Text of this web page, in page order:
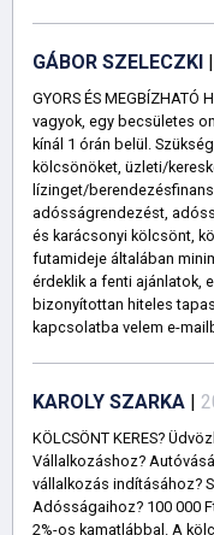
GÁBOR SZELECZKI |
GYORS ÉS MEGBÍZHATÓ
vagyok, egy becsületes
kínál 1 órán belül.
kölcsönöket, üzleti/
lízinget/
adósságrendezést,
és karácsonyi kölcsönt,
futamideje általában
érdeklik a fenti ajánlatok,
bizonyítottan hiteles
kapcsolatba velem e-
KAROLY SZARKA |
KÖLCSÖNT KERES?
Vállalkozáshoz?
vállalkozás indításához?
Adósságaihoz? 100 000
2%-os kamatlábbal. A